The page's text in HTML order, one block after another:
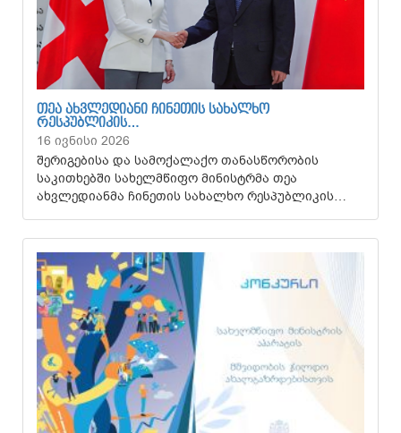
ᲗᲔᲐ ᲐᲮᲕᲚᲔᲓᲘᲐᲜᲘ ᲩᲘᲜᲔᲗᲘᲡ ᲡᲐᲮᲐᲚᲮᲝ
ᲠᲔᲡᲞᲣᲑᲚᲘᲙᲘᲡ…
16 ივნისი 2026
შერიგებისა და სამოქალაქო თანასწორობის
საკითხებში სახელმწიფო მინისტრმა თეა
ახვლედიანმა ჩინეთის სახალხო რესპუბლიკის…